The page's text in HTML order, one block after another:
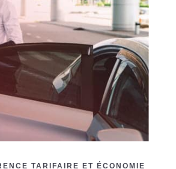
TARIFAIRE ET ÉCONOMIE